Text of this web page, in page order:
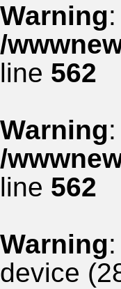
Warning
/
line 562
Warning
/
line 562
Warning
device